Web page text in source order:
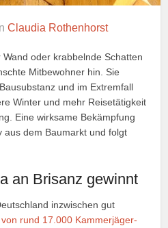
Claudia Rothenhorst
oder krabbelnde Schatten
Mitbewohner hin. Sie
und im Extremfall
Winter und mehr Reisetätigkeit
Eine wirksame Bekämpfung
aus dem Baumarkt und folgt
an Brisanz gewinnt
inzwischen gut
rund 17.000 Kammerjäger-